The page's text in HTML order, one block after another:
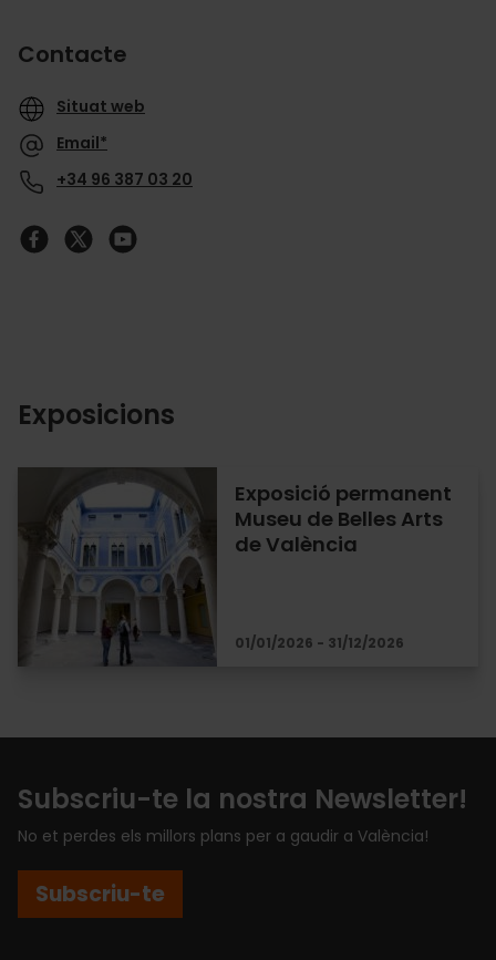
Contacte
Situat web
Email*
+34 96 387 03 20
Exposicions
Exposició permanent
Museu de Belles Arts
de València
01/01/2026 - 31/12/2026
Subscriu-te la nostra Newsletter!
No et perdes els millors plans per a gaudir a València!
Subscriu-te